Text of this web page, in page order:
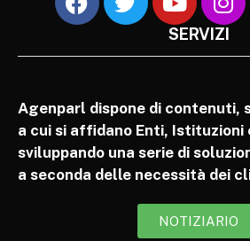
SERVIZI
Agenparl dispone di contenuti,
a cui si affidano Enti, Istituzioni
sviluppando una serie di
a seconda delle necessità dei
NOTIZIARIO